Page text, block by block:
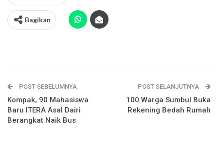
Bagikan
POST SEBELUMNYA
Kompak, 90 Mahasiswa
Baru ITERA Asal Dairi
Berangkat Naik Bus
POST SELANJUTNYA
100 Warga Sumbul Buka
Rekening Bedah Rumah